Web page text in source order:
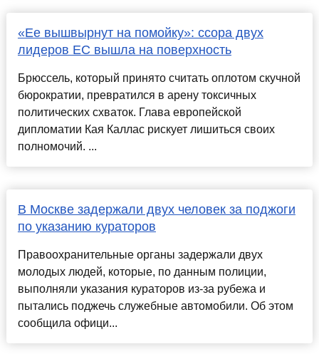
«Ее вышвырнут на помойку»: ссора двух
лидеров ЕС вышла на поверхность
Брюссель, который принято считать оплотом скучной
бюрократии, превратился в арену токсичных
политических схваток. Глава европейской
дипломатии Кая Каллас рискует лишиться своих
полномочий. ...
В Москве задержали двух человек за поджоги
по указанию кураторов
Правоохранительные органы задержали двух
молодых людей, которые, по данным полиции,
выполняли указания кураторов из-за рубежа и
пытались поджечь служебные автомобили. Об этом
сообщила офици...